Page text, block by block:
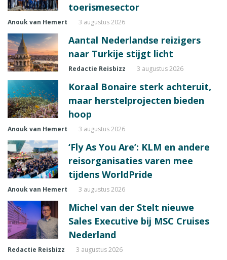
toerismesector
Anouk van Hemert 3 augustus 2026
Aantal Nederlandse reizigers
naar Turkije stijgt licht
Redactie Reisbizz 3 augustus 2026
Koraal Bonaire sterk achteruit,
maar herstelprojecten bieden
hoop
Anouk van Hemert 3 augustus 2026
‘Fly As You Are’: KLM en andere
reisorganisaties varen mee
tijdens WorldPride
Anouk van Hemert 3 augustus 2026
Michel van der Stelt nieuwe
Sales Executive bij MSC Cruises
Nederland
Redactie Reisbizz 3 augustus 2026